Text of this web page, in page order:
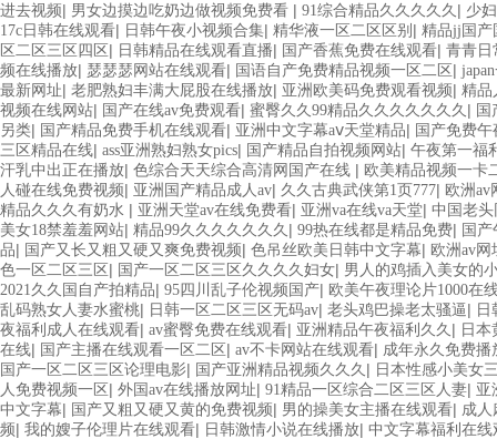
进去视频| 男女边摸边吃奶边做视频免费看 | 91综合精品久久久久久 | 少
17c日韩在线观看| 日韩午夜小视频合集| 精华液一区二区区别 | 精品jj国产
区二区三区四区 | 日韩精品在线观看直播| 国产香蕉免费在线观看| 青青日
频在线播放| 瑟瑟瑟网站在线观看| 国语自产免费精品视频一区二区 |
最新网址| 老肥熟妇丰满大屁股在线播放| 亚洲欧美码免费观看视频| 精品
视频在线网站| 国产在线av免费观看| 蜜臀久久99精品久久久久久久久 |
另类| 国产精品免费手机在线观看| 亚洲中文字幕aⅴ天堂精品| 国产免费
三区精品在线| ass亚洲熟妇熟女pics| 国产精品自拍视频网站| 午夜第一福
汗乳中出正在播放| 色综合天天综合高清网国产在线 | 欧美精品视频一卡
人碰在线免费视频| 亚洲国产精品成人av| 久久古典武侠第1页777| 欧洲av
精品久久久有奶水 | 亚洲天堂av在线免费看| 亚洲va在线va天堂| 中国老
美女18禁羞羞网站| 精品99久久久久久久久 | 99热在线都是精品免费| 国
品| 国产又长又粗又硬又爽免费视频| 色吊丝欧美日韩中文字幕| 欧洲av
色一区二区三区 | 国产一区二区三区久久久久妇女| 男人的鸡插入美女的
2021久久国自产拍精品| 95四川乱子伦视频国产| 欧美午夜理论片1000在
乱码熟女人妻水蜜桃| 日韩一区二区三区无码av| 老头鸡巴操老太骚逼 |
夜福利成人在线观看| av蜜臀免费在线观看| 亚洲精品午夜福利久久 | 日
在线| 国产主播在线观看一区二区 | av不卡网站在线观看| 成年永久免费播
国产一区二区三区论理电影| 国产亚洲精品视频久久久 | 日本性感小美女
人免费视频一区 | 外国av在线播放网址| 91精品一区综合二区三区人妻| 亚
中文字幕| 国产又粗又硬又黄的免费视频| 男的操美女主播在线观看| 成人
频| 我的嫂子伦理片在线观看| 日韩激情小说在线播放| 中文字幕福利在线